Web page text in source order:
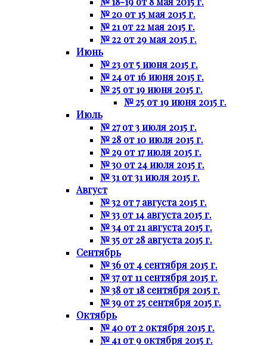
№ 20 от 15 мая 2015 г.
№ 21 от 22 мая 2015 г.
№ 22 от 29 мая 2015 г.
Июнь
№ 23 от 5 июня 2015 г.
№ 24 от 16 июня 2015 г.
№ 25 от 19 июня 2015 г.
№ 25 от 19 июня 2015 г.
Июль
№ 27 от 3 июля 2015 г.
№ 28 от 10 июля 2015 г.
№ 29 от 17 июля 2015 г.
№ 30 от 24 июля 2015 г.
№ 31 от 31 июля 2015 г.
Август
№ 32 от 7 августа 2015 г.
№ 33 от 14 августа 2015 г.
№ 34 от 21 августа 2015 г.
№ 35 от 28 августа 2015 г.
Сентябрь
№ 36 от 4 сентября 2015 г.
№ 37 от 11 сентября 2015 г.
№ 38 от 18 сентября 2015 г.
№ 39 от 25 сентября 2015 г.
Октябрь
№ 40 от 2 октября 2015 г.
№ 41 от 9 октября 2015 г.